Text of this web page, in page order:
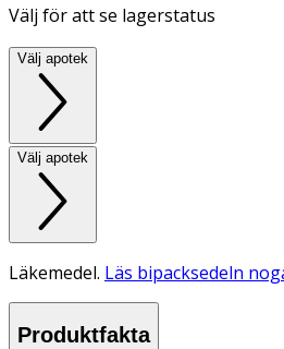
Välj för att se lagerstatus
Välj apotek
Välj apotek
Läkemedel. Läs bipacksedeln
Produktfakta